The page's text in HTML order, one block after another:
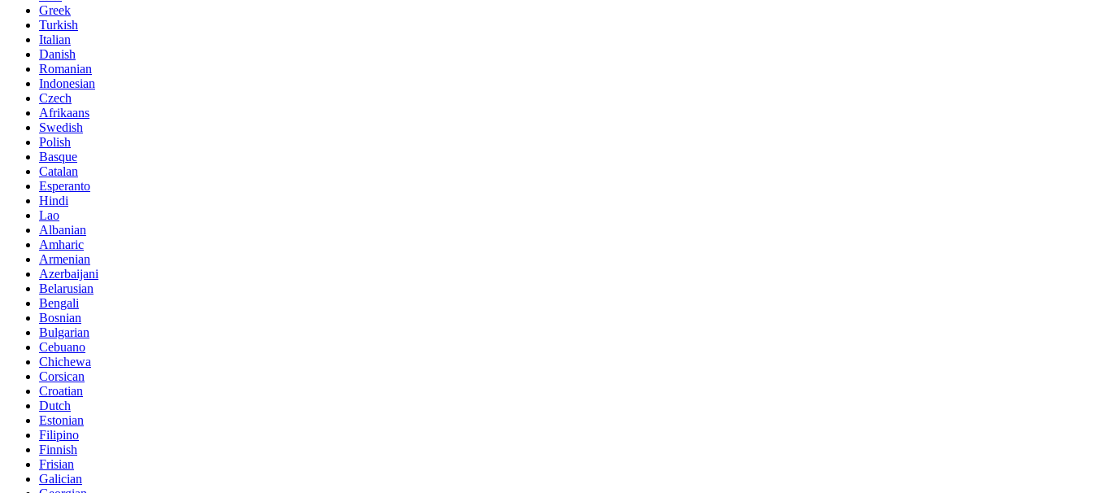
Greek
Turkish
Italian
Danish
Romanian
Indonesian
Czech
Afrikaans
Swedish
Polish
Basque
Catalan
Esperanto
Hindi
Lao
Albanian
Amharic
Armenian
Azerbaijani
Belarusian
Bengali
Bosnian
Bulgarian
Cebuano
Chichewa
Corsican
Croatian
Dutch
Estonian
Filipino
Finnish
Frisian
Galician